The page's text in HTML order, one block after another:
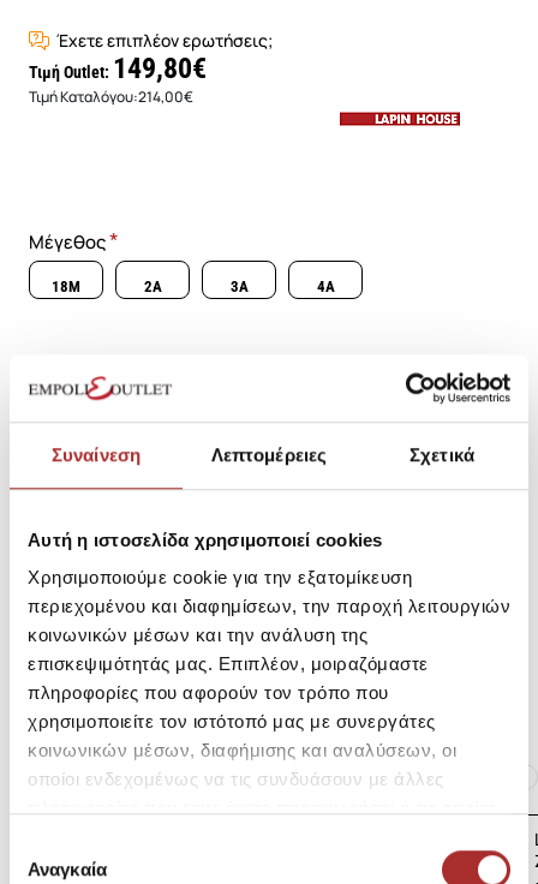
Συναίνεση Λεπτομέρειες Σχετικά
Αυτή η ιστοσελίδα χρησιμοποιεί cookies
Χρησιμοποιούμε cookie για την εξατομίκευση
περιεχομένου και διαφημίσεων, την παροχή λειτουργιών
κοινωνικών μέσων και την ανάλυση της
επισκεψιμότητάς μας. Επιπλέον, μοιραζόμαστε
πληροφορίες που αφορούν τον τρόπο που
χρησιμοποιείτε τον ιστότοπό μας με συνεργάτες
κοινωνικών μέσων, διαφήμισης και αναλύσεων, οι
οποίοι ενδεχομένως να τις συνδυάσουν με άλλες
των υπηρεσιών τους.
συγκατάθεσης
Αναγκαία
Έχετε επιπλέον ερωτήσεις;
Τιμή Outlet: 149,80€
Τιμή Καταλόγου:214,00€
Μέγεθος
18M 2A 3A 4A
Μεγεθολόγιο
SKU: 252E1259200
Κωδικός Κατασκευαστή: 252E1259
Αποστολές Προϊόντων
Επιστροφές Προϊόντων
Ίδια κατηγορία Ίδιο Brand